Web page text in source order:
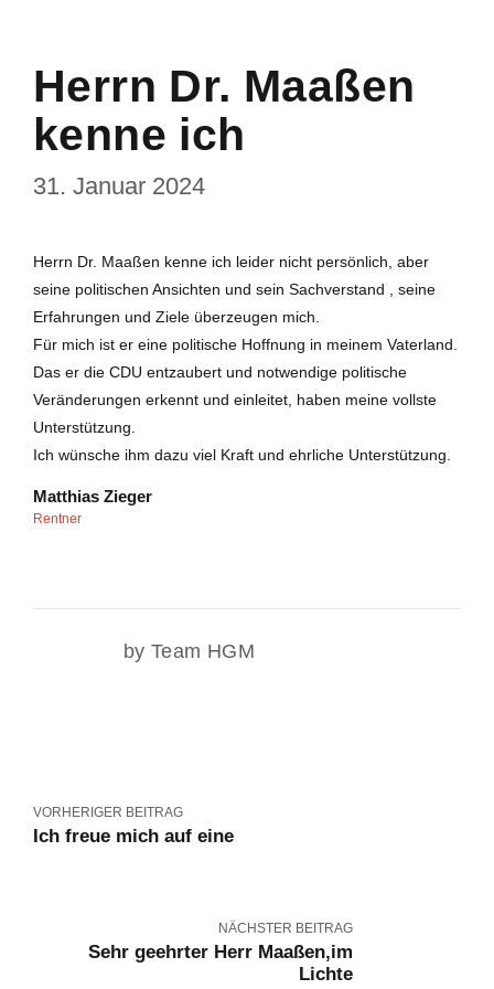
Herrn Dr. Maaßen
kenne ich
31. Januar 2024
Herrn Dr. Maaßen kenne ich leider nicht persönlich, aber
seine politischen Ansichten und sein Sachverstand , seine
Erfahrungen und Ziele überzeugen mich.
Für mich ist er eine politische Hoffnung in meinem Vaterland.
Das er die CDU entzaubert und notwendige politische
Veränderungen erkennt und einleitet, haben meine vollste
Unterstützung.
Ich wünsche ihm dazu viel Kraft und ehrliche Unterstützung.
Matthias Zieger
Rentner
by Team HGM
VORHERIGER BEITRAG
Ich freue mich auf eine
NÄCHSTER BEITRAG
Sehr geehrter Herr Maaßen,im
Lichte